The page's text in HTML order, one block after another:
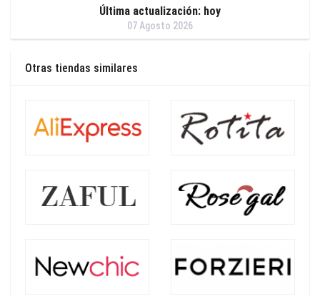
Última actualización: hoy
07 Agosto 2026
Otras tiendas similares